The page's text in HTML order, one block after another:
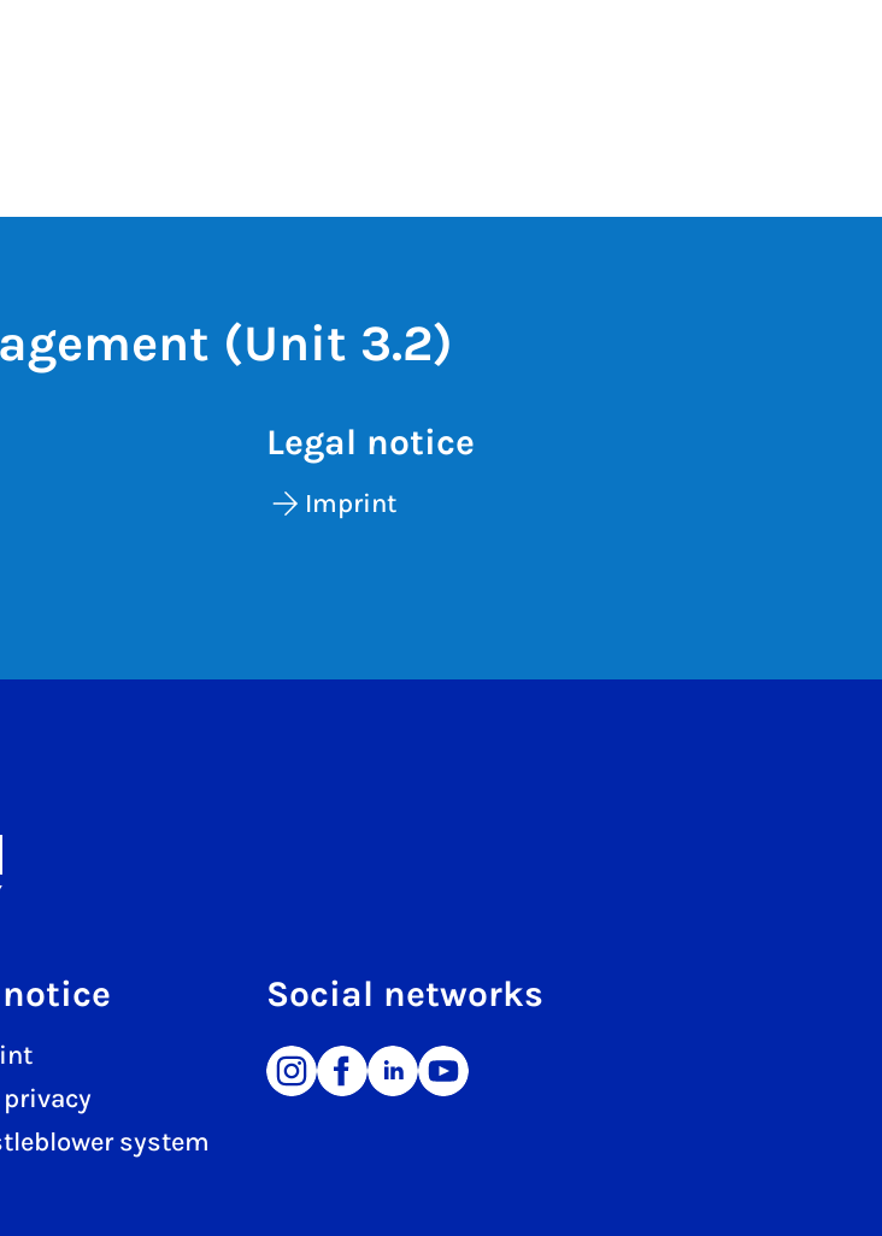
(Unit 3.2)
Legal notice
Imprint
privacy
system
Social networks